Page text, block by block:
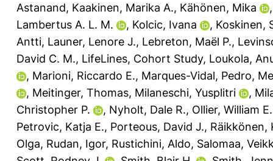
Astanand, Kaakinen, Marika A., Kähönen, Mika
Lambertus A. L. M.
, Kolcic, Ivana , Koskinen,
Antti, Launer, Lenore J., Lebreton, Maël P.,
David C. M., LifeLines, Cohort Study, Loukola,
, Marioni, Riccardo E., Marques-Vidal, Pedro,
, Meitinger, Thomas, Milaneschi, Yusplitri ,
Christopher P.
, Nyholt, Dale R., Ollier, William
Petrovic, Katja E., Porteous, David J., Räikkönen,
Olga, Rudan, Igor, Rustichini, Aldo, Salomaa,